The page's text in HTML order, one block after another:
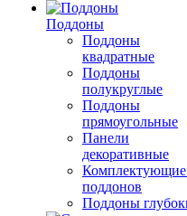
Поддоны
Поддоны
квадратные
Поддоны
полукруглые
Поддоны
прямоугольные
Панели
декоративные
Комплектующие
поддонов
Поддоны